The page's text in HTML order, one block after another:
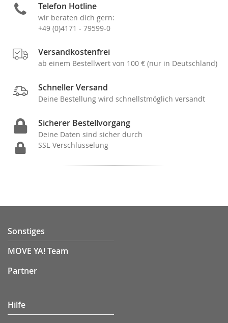
Telefon Hotline
wir beraten dich gern:
+49 (0)4171 - 79599-0
Versandkostenfrei
ab einem Bestellwert von 100 € (nur in Deutschland)
Schneller Versand
Deine Bestellung wird schnellstmöglich versandt
Sicherer Bestellvorgang
Deine Daten sind sicher durch
SSL-Verschlüsselung
Sonstiges
MOVE YA! Team
Partner
Hilfe